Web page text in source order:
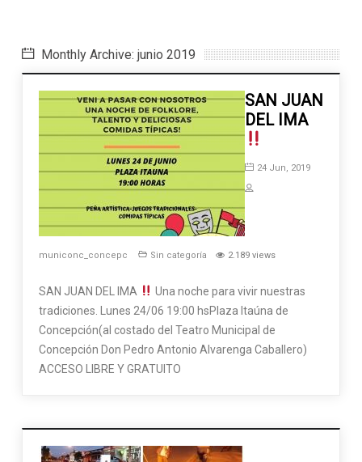
Monthly Archive: junio 2019
SAN JUAN
DEL IMA
24 Jun, 2019
municonc_concepc Sin categoría 2.189 views
SAN JUAN DEL IMA
Una noche para vivir nuestras
tradiciones. Lunes 24/06 19:00 hsPlaza Itaúna de
Concepción(al costado del Teatro Municipal de
Concepción Don Pedro Antonio Alvarenga Caballero)
ACCESO LIBRE Y GRATUITO